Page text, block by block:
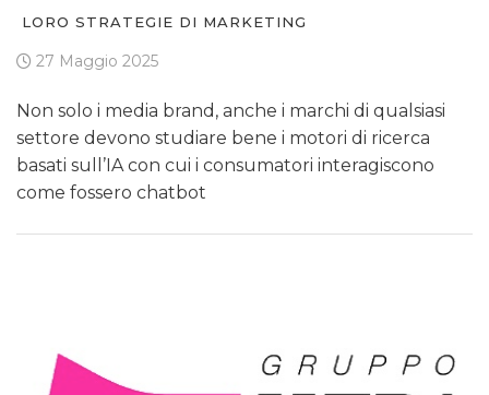
LORO STRATEGIE DI MARKETING
27 Maggio 2025
Non solo i media brand, anche i marchi di qualsiasi
settore devono studiare bene i motori di ricerca
basati sull’IA con cui i consumatori interagiscono
come fossero chatbot